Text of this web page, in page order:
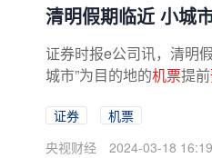
清明假期临近 小城
证券时报e公司讯，清明
城市”为目的地的机票提前
证券
机票
央视财经
2024-03-18 16:19